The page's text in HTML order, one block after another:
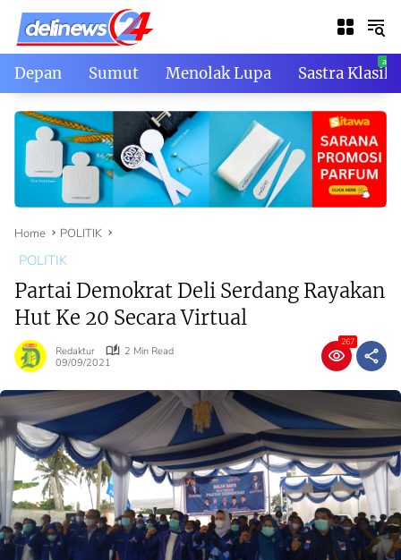
Skip
content
Depan Sumut Menolak Lupa Sastra Klasik
Home POLITIK
POLITIK
Partai Demokrat Deli Serdang Rayakan
Hut Ke 20 Secara Virtual
Redaktur
2 Min Read
09/09/2021
267